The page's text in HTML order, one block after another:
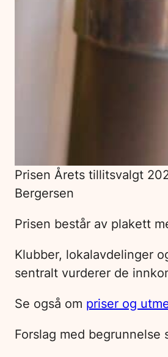
Prisen Årets tillitsvalgt
Bergersen
Prisen består av plakett
Klubber, lokalavdelinger
sentralt vurderer de
Se også om priser og
Forslag med begrunnelse